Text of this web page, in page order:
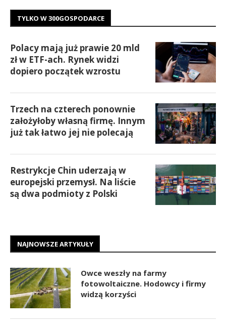
TYLKO W 300GOSPODARCE
Polacy mają już prawie 20 mld
zł w ETF-ach. Rynek widzi
dopiero początek wzrostu
Trzech na czterech ponownie
założyłoby własną firmę. Innym
już tak łatwo jej nie polecają
Restrykcje Chin uderzają w
europejski przemysł. Na liście
są dwa podmioty z Polski
NAJNOWSZE ARTYKUŁY
Owce weszły na farmy
fotowoltaiczne. Hodowcy i firmy
widzą korzyści